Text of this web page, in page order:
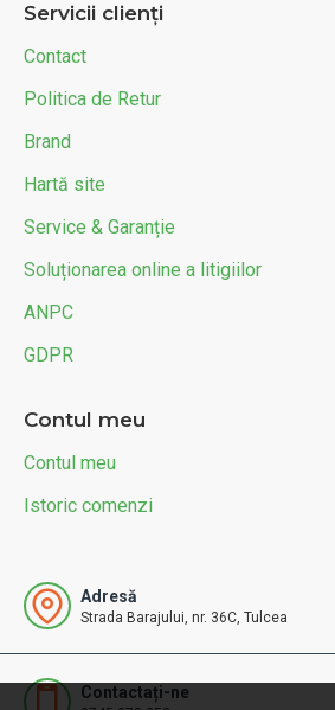
Servicii clienți
Contact
Politica de Retur
Brand
Hartă site
Service & Garanție
Soluționarea online a litigiilor
ANPC
GDPR
Contul meu
Contul meu
Istoric comenzi
Adresă
Strada Barajului, nr. 36C, Tulcea
Contactați-ne